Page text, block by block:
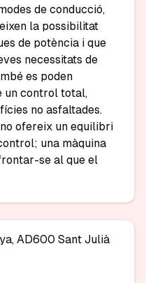
de conducció,
la possibilitat
de potència i que
necessitats de
es poden
un control total,
no asfaltades.
ofereix un equilibri
una màquina
se al que el
AD600 Sant Julià